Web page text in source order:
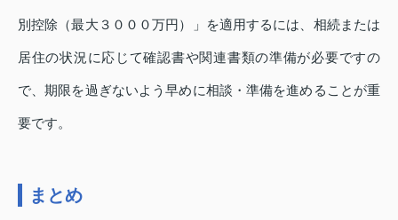
別控除（最大３０００万円）」を適用するには、相続または
居住の状況に応じて確認書や関連書類の準備が必要ですの
で、期限を過ぎないよう早めに相談・準備を進めることが重
要です。
まとめ